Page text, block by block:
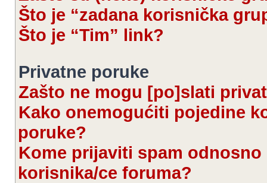
Što je “zadana korisnička
Što je “Tim” link?
Privatne poruke
Zašto ne mogu [po]slati
Kako onemogućiti pojedine
poruke?
Kome prijaviti spam
korisnika/ce foruma?